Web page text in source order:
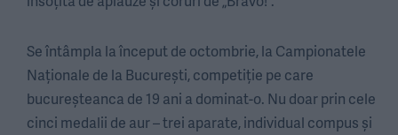
Se întâmpla la început de octombrie, la Campionatele
Naționale de la București, competiție pe care
bucureșteanca de 19 ani a dominat-o. Nu doar prin cele
cinci medalii de aur – trei aparate, individual compus și